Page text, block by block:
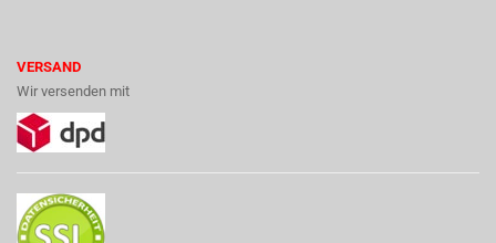
VERSAND
Wir versenden mit